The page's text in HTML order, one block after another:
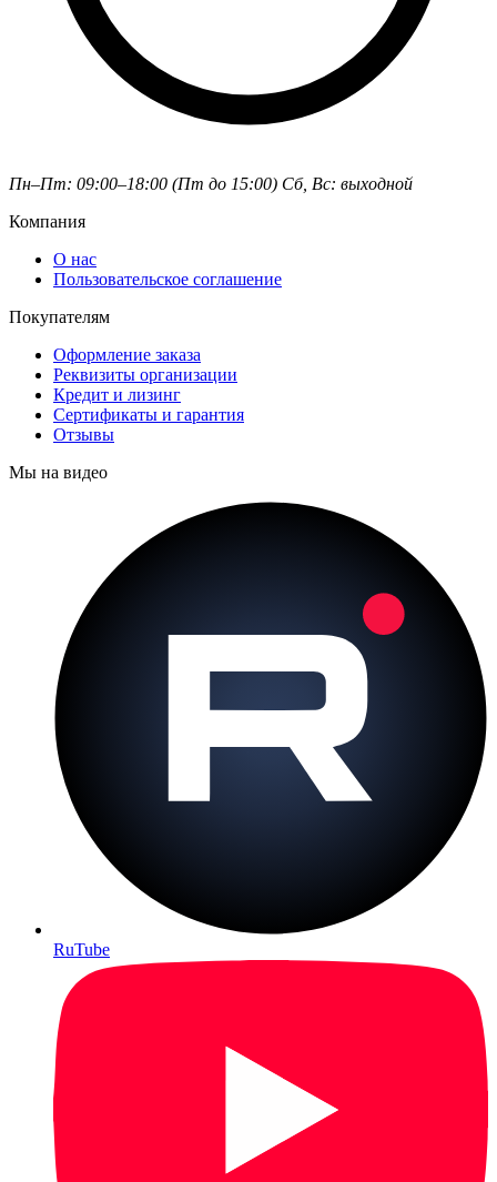
Пн–Пт: 09:00–18:00 (Пт до 15:00) Сб, Вс: выходной
Компания
О нас
Пользовательское соглашение
Покупателям
Оформление заказа
Реквизиты организации
Кредит и лизинг
Сертификаты и гарантия
Отзывы
Мы на видео
RuTube